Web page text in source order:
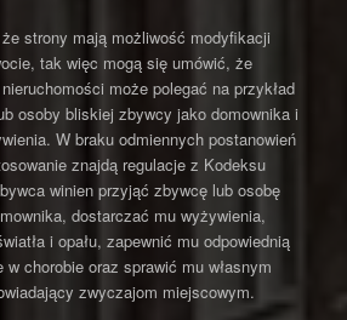
strony mają możliwość modyfikacji
tak więc mogą się umówić, że
może polegać na przykład
osoby bliskiej zbywcy jako domownika i
W braku odmiennych postanowień
znajdą regulacje z Kodeksu
winien przyjąć zbywcę lub osobę
dostarczać mu wyżywienia,
i opału, zapewnić mu odpowiednią
w chorobie oraz sprawić mu własnym
zwyczajom miejscowym.